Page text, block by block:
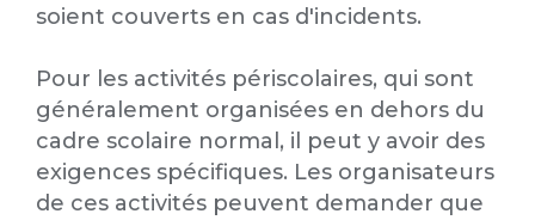
soient couverts en cas d'incidents.
Pour les activités périscolaires, qui sont
généralement organisées en dehors du
cadre scolaire normal, il peut y avoir des
exigences spécifiques. Les organisateurs
de ces activités peuvent demander que